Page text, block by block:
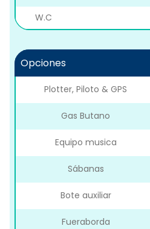
W.C
Opciones
Plotter, Piloto & GPS
Gas Butano
Equipo musica
Sábanas
Bote auxiliar
Fueraborda